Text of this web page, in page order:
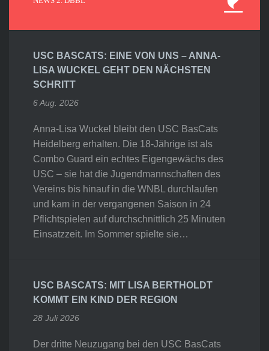
USC BASCATS: EINE VON UNS – ANNA-
LISA WUCKEL GEHT DEN NÄCHSTEN
SCHRITT
6 Aug. 2026
Anna-Lisa Wuckel bleibt den USC BasCats
Heidelberg erhalten. Die 18-Jährige ist als
Combo Guard ein echtes Eigengewächs des
USC – sie hat die Jugendmannschaften des
Vereins bis hinauf in die WNBL durchlaufen
und kam in der vergangenen Saison in 24
Pflichtspielen auf durchschnittlich 25 Minuten
Einsatzzeit. Im Sommer spielte sie…
USC BASCATS: MIT LISA BERTHOLDT
KOMMT EIN KIND DER REGION
28 Juli 2026
Der dritte Neuzugang bei den USC BasCats